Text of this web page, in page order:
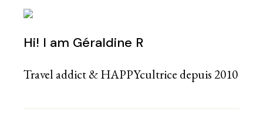
Hi! I am Géraldine R
Travel addict & HAPPYcultrice depuis 2010